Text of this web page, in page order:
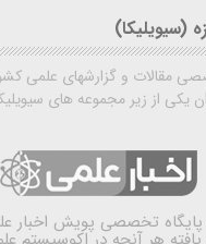
(سیویلیکا)
مقالات و گزارشهای علمی
یکی از زیر مجموعه های
تخصصی پویش اخبار